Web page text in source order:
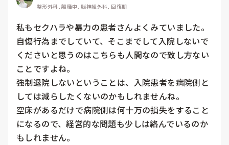
整形外科, 離職中, 脳神経外科, 回復期
私もセクハラや暴力の患者さんよくみていました。
自傷行為までしていて、そこまでして入院しないで
くださいと思うのはこちらも人間なので致し方ない
ことですよね。
強制退院しないということは、入院患者を病院側と
しては減らしたくないのかもしれませんね。
空床があるだけで病院側は何十万の損失をすること
になるので、経営的な問題も少しは絡んでいるのか
もしれません。